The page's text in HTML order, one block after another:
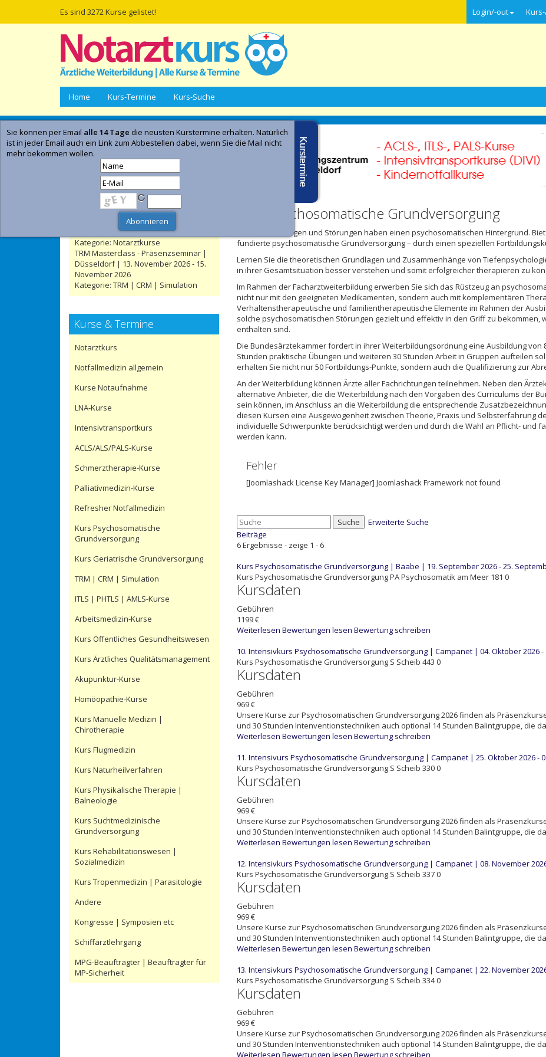
Es sind 3272 Kurse gelistet! Login/-out
Home Kurs-Termine Kurs-Suche
Kurs Psychosomatische Grundversorgung
Viele Erkrankungen und Störungen haben einen psychosomatischen Hintergrund.
fundierte psychosomatische Grundversorgung – durch einen speziellen
Lernen Sie die theoretischen Grundlagen und Zusammenhänge von
in ihrer Gesamtsituation besser verstehen und somit erfolgreicher therapieren zu
Im Rahmen der Facharztweiterbildung erwerben Sie sich das Rüstzeug an
nicht nur mit den geeigneten Medikamenten, sondern auch mit komplementären
Verhaltenstherapeutische und familientherapeutische Elemente im Rahmen der
solche psychosomatischen Störungen gezielt und effektiv in den Griff zu
enthalten sind.
Die Bundesärztekammer fordert in ihrer Weiterbildungsordnung eine Ausbildung von
Stunden praktische Übungen und weiteren 30 Stunden Arbeit in Gruppen aufteilen
erhalten Sie nicht nur 50 Fortbildungs-Punkte, sondern auch die Qualifizierung zur
An der Weiterbildung können Ärzte aller Fachrichtungen teilnehmen. Neben den
alternative Anbieter, die die Weiterbildung nach den Vorgaben des Curriculums der
sein können, im Anschluss an die Weiterbildung die entsprechende
diesen Kursen eine Ausgewogenheit zwischen Theorie, Praxis und Selbsterfahrung
individuelle Schwerpunkte berücksichtigt werden und durch die Wahl an Pflicht- und
werden kann.
Fehler
[Joomlashack License Key Manager] Joomlashack Framework not found
Suche
Erweiterte Suche
Beiträge
6 Ergebnisse - zeige 1 - 6
Kurs Psychosomatische Grundversorgung | Baabe | 19. September 2026 - 25.
Kurs Psychosomatische GrundversorgungPAPsychosomatik am Meer 181 0
Kursdaten
Gebühren
1199 €
Weiterlesen Bewertungen lesen Bewertung schreiben
10. Intensivkurs Psychosomatische Grundversorgung | Campanet | 04. Oktober 2026 -
Kurs Psychosomatische Grundversorgung S Scheib 443 0
Kursdaten
Gebühren
969 €
Unsere Kurse zur Psychosomatischen Grundversorgung 2026 finden als
und 30 Stunden Intenventionstechniken auch optional 14 Stunden Balintgruppe, die
Weiterlesen Bewertungen lesen Bewertung schreiben
11. Intensivurs Psychosomatische Grundversorgung | Campanet | 25. Oktober 2026 -
Kurs Psychosomatische Grundversorgung S Scheib 3300
Kursdaten
Gebühren
969 €
Unsere Kurse zur Psychosomatischen Grundversorgung 2026 finden als
und 30 Stunden Intenventionstechniken auch optional 14 Stunden Balintgruppe, die
Weiterlesen Bewertungen lesen Bewertung schreiben
12. Intensivkurs Psychosomatische Grundversorgung | Campanet | 08. November
Kurs Psychosomatische Grundversorgung S Scheib 3370
Kursdaten
Gebühren
969 €
Unsere Kurse zur Psychosomatischen Grundversorgung 2026 finden als
und 30 Stunden Intenventionstechniken auch optional 14 Stunden Balintgruppe, die
Weiterlesen Bewertungen lesen Bewertung schreiben
13. Intensivkurs Psychosomatische Grundversorgung | Campanet | 22. November
Kurs Psychosomatische Grundversorgung S Scheib 3340
Kursdaten
Gebühren
969 €
Unsere Kurse zur Psychosomatischen Grundversorgung 2026 finden als
und 30 Stunden Intenventionstechniken auch optional 14 Stunden Balintgruppe, die
Weiterlesen Bewertungen lesen Bewertung schreiben
Empfohlene Kurse | Anzeige
Notarztkurs Ingolstadt | Ingolstadt |
20. November 2026 - 29. November
Kategorie:Notarztkurse
NASIM 25 - Notarztsimulation |
Düsseldorf | 03. September 2026 - 05.
September 2026
Kategorie: Notarztkurse
TRM Masterclass - Präsenzseminar |
Düsseldorf | 13. November 2026 - 15.
November 2026
Kategorie: TRM | CRM | Simulation
Kurse & Termine
Notarztkurs
Notfallmedizin allgemein
Kurse Notaufnahme
LNA-Kurse
Intensivtransportkurs
ACLS/ALS/PALS-Kurse
Schmerztherapie-Kurse
Palliativmedizin-Kurse
Refresher Notfallmedizin
Kurs Psychosomatische
Grundversorgung
Kurs Geriatrische Grundversorgung
TRM | CRM | Simulation
ITLS | PHTLS | AMLS-Kurse
Arbeitsmedizin-Kurse
Kurs Öffentliches Gesundheitswesen
Kurs Ärztliches Qualitätsmanagement
Akupunktur-Kurse
Homöopathie-Kurse
Kurs Manuelle Medizin |
Chirotherapie
Kurs Flugmedizin
Kurs Naturheilverfahren
Kurs Physikalische Therapie |
Balneologie
Kurs Suchtmedizinische
Grundversorgung
Kurs Rehabilitationswesen |
Sozialmedizin
Kurs Tropenmedizin | Parasitologie
Andere
Kongresse | Symposien etc
Schiffarztlehrgang
MPG-Beauftragter | Beauftragter für
MP-Sicherheit
Kurstermine
Sie können per Email alle 14 Tage die neusten Kurstermine erhalten. Natürlich
ist in jeder Email auch ein Link zum Abbestellen dabei, wenn Sie die Mail nicht
mehr bekommen wollen.